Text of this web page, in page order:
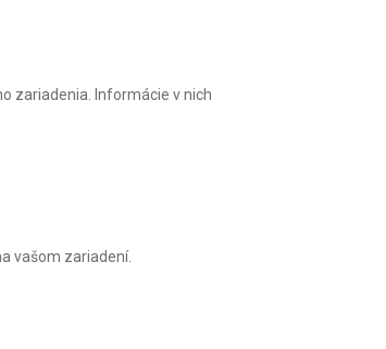
zariadenia. Informácie v nich
vašom zariadení.